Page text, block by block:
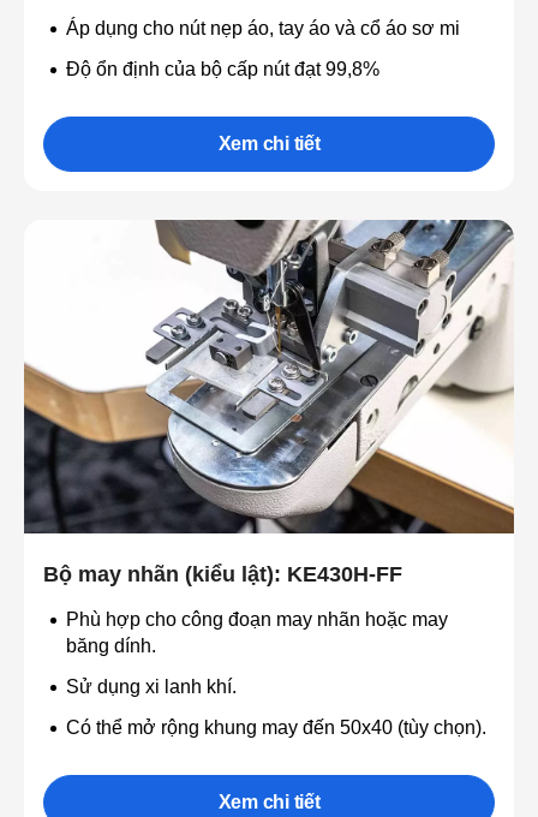
Áp dụng cho nút nẹp áo, tay áo và cổ áo sơ mi
Độ ổn định của bộ cấp nút đạt 99,8%
Xem chi tiết
Bộ may nhãn (kiểu lật): KE430H-FF
Phù hợp cho công đoạn may nhãn hoặc may
băng dính.
Sử dụng xi lanh khí.
Có thể mở rộng khung may đến 50x40 (tùy chọn).
Xem chi tiết